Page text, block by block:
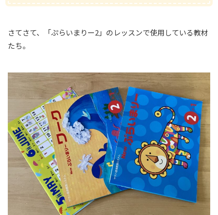
さてさて、「ぷらいまりー2」のレッスンで使用している教材
たち。